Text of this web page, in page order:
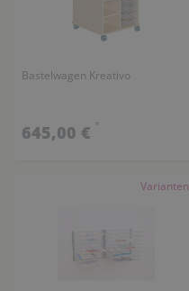
Bastelwagen Kreativo
645,00 € *
Varianten